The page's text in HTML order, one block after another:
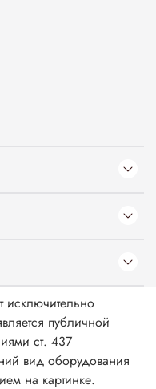
исключительно
публичной
ст. 437
вид оборудования
на картинке.